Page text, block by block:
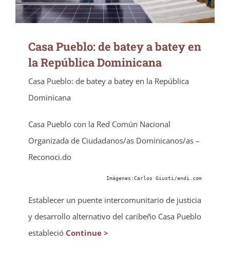
Casa Pueblo: de batey a batey en
la República Dominicana
Casa Pueblo: de batey a batey en la República
Dominicana
Casa Pueblo con la Red Común Nacional
Organizada de Ciudadanos/as Dominicanos/as –
Reconoci.do
Imágenes:Carlos Giusti/endi.com
Establecer un puente intercomunitario de justicia
y desarrollo alternativo del caribeño Casa Pueblo
estableció Continue >